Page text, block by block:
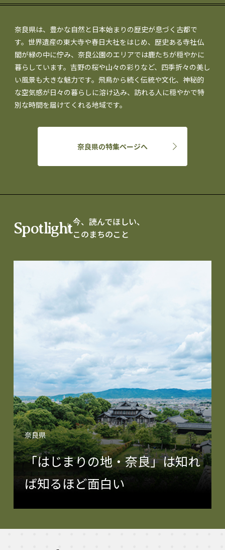
奈良県は、豊かな自然と日本始まりの歴史が息づく古都で
す。世界遺産の東大寺や春日大社をはじめ、歴史ある寺社仏
閣が緑の中に佇み、奈良公園のエリアでは鹿たちが穏やかに
暮らしています。吉野の桜や山々の彩りなど、四季折々の美し
い風景も大きな魅力です。飛鳥から続く伝統や文化、神秘的
な空気感が日々の暮らしに溶け込み、訪れる人に穏やかで特
別な時間を届けてくれる地域です。
奈良県の特集ページへ
Spotlight今、読んでほしい、
このまちのこと
奈良県
「はじまりの地・奈良」は知れ
ば知るほど面白い